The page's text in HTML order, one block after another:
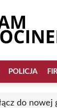
POLICJA
do nowej